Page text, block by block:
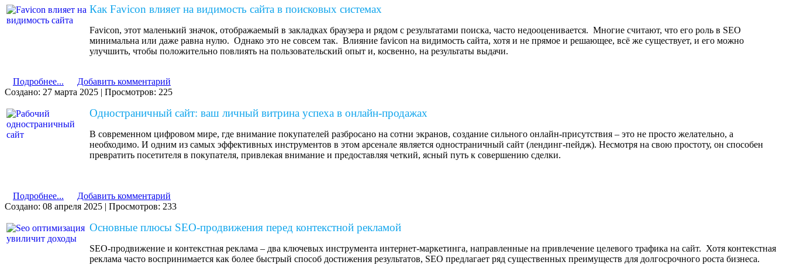
АДАПТИВНЫЙ
ДИЗАЙН
🎁 ДОМЕН НА ГОД И ХОСТИНГ В ПОДАРОК 🎁
ЗАКАЗАТЬ САЙТ В ЧАТЕ
Как Favicon влияет на видимость сайта в поисковых системах
Favicon, этот маленький значок, отображаемый в закладках браузера и рядом с результатами поиска, часто недооценивается. Многие считают, что его роль в SEO
минимальна или даже равна нулю. Однако это не совсем так. Влияние favicon на видимость сайта, хотя и не прямое и решающее, всё же существует, и его можно
улучшить, чтобы положительно повлиять на пользовательский опыт и, косвенно, на результаты выдачи.
Подробнее...
Добавить комментарий
Создано: 27 марта 2025
Просмотров: 225
Одностраничный сайт: ваш личный витрина успеха в онлайн-продажах
В современном цифровом мире, где внимание покупателей разбросано на сотни экранов, создание сильного онлайн-присутствия – это не просто желательно, а
необходимо. И одним из самых эффективных инструментов в этом арсенале является одностраничный сайт (лендинг-пейдж). Несмотря на свою простоту, он способен
превратить посетителя в покупателя, привлекая внимание и предоставляя четкий, ясный путь к совершению сделки.
Подробнее...
Добавить комментарий
Создано: 08 апреля 2025
Просмотров: 233
Основные плюсы SEO-продвижения перед контекстной рекламой
SEO-продвижение и контекстная реклама – два ключевых инструмента интернет-маркетинга, направленные на привлечение целевого трафика на сайт. Хотя контекстная
реклама часто воспринимается как более быстрый способ достижения результатов, SEO предлагает ряд существенных преимуществ для долгосрочного роста бизнеса.